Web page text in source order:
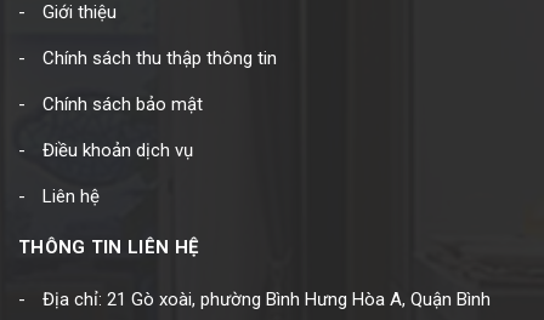
Giới thiệu
Chính sách thu thập thông tin
Chính sách bảo mật
Điều khoản dịch vụ
Liên hệ
THÔNG TIN LIÊN HỆ
Địa chỉ: 21 Gò xoài, phường Bình Hưng Hòa A, Quận Bình